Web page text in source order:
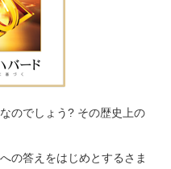
のでしょう? その歴史上の
の答えをはじめとするさま